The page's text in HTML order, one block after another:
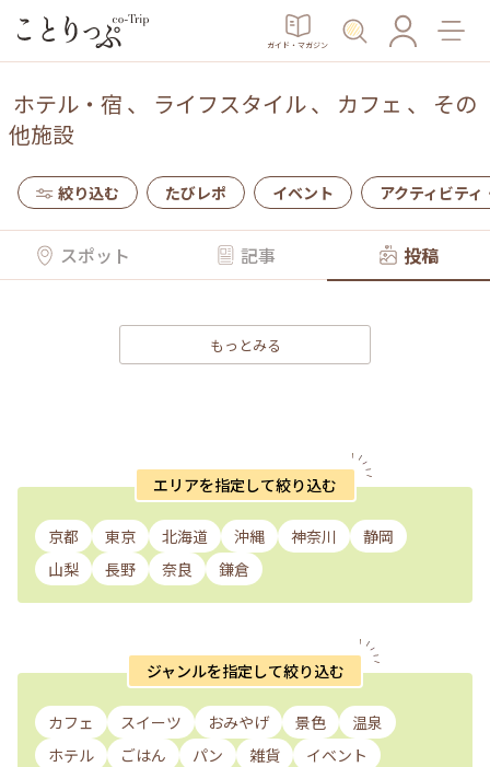
ガイド・マガジン
ホテル・宿 、 ライフスタイル、 カフェ 、 その
他施設
絞り込む たびレポ イベント アクティビティ
スポット 記事 投稿
もっとみる
エリアを指定して絞り込む
京都 東京 北海道 沖縄 神奈川
静岡
山梨
長野 奈良 鎌倉
ジャンルを指定して絞り込む
カフェ スイーツ おみやげ 景色
温泉
ホテル
ごはん パン 雑貨 イベント